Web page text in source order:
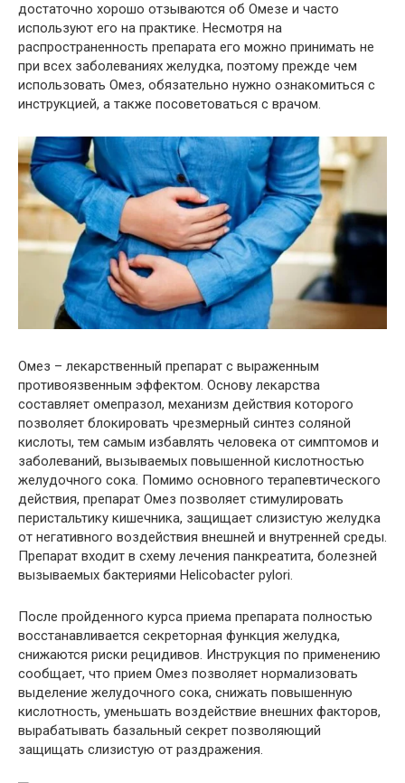
достаточно хорошо отзываются об Омезе и часто
используют его на практике. Несмотря на
распространенность препарата его можно принимать не
при всех заболеваниях желудка, поэтому прежде чем
использовать Омез, обязательно нужно ознакомиться с
инструкцией, а также посоветоваться с врачом.
Омез – лекарственный препарат с выраженным
противоязвенным эффектом. Основу лекарства
составляет омепразол, механизм действия которого
позволяет блокировать чрезмерный синтез соляной
кислоты, тем самым избавлять человека от симптомов и
заболеваний, вызываемых повышенной кислотностью
желудочного сока. Помимо основного терапевтического
действия, препарат Омез позволяет стимулировать
перистальтику кишечника, защищает слизистую желудка
от негативного воздействия внешней и внутренней среды.
Препарат входит в схему лечения панкреатита, болезней
вызываемых бактериями Helicobacter pylori.
После пройденного курса приема препарата полностью
восстанавливается секреторная функция желудка,
снижаются риски рецидивов. Инструкция по применению
сообщает, что прием Омез позволяет нормализовать
выделение желудочного сока, снижать повышенную
кислотность, уменьшать воздействие внешних факторов,
вырабатывать базальный секрет позволяющий
защищать слизистую от раздражения.